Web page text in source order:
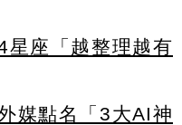
星座「越整理越有
媒點名「3大AI神